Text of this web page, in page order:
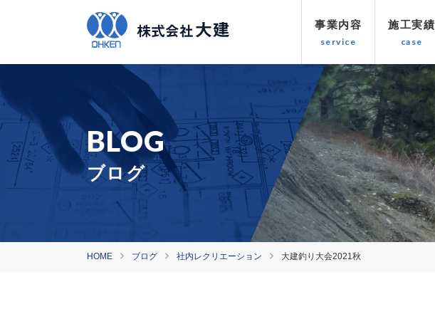
事業内容 施工実績
ブログ
HOME ブログ 社内レクリエーション 大建釣り大会2021秋